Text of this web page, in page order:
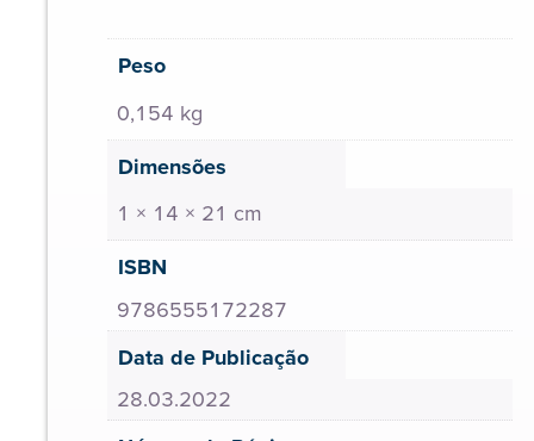
Peso
0,154 kg
Dimensões
1 × 14 × 21 cm
ISBN
9786555172287
Data de Publicação
28.03.2022